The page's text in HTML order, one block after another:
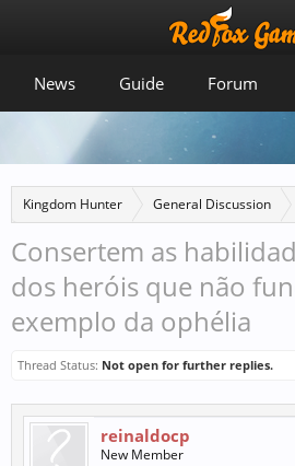
Kingdom Hunter General Discussion
Consertem as
dos heróis que não
exemplo da ophélia
Thread Status: Not open for further replies.
reinaldocp
New Member
News Guide Forum